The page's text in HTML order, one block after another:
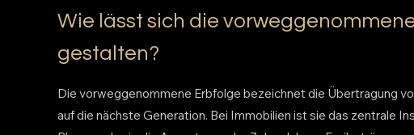
Wie lässt sich die
gestalten?
Die vorweggenommene Erbfolge bezeichnet die Übertragung
auf die nächste Generation. Bei Immobilien ist sie das zentrale